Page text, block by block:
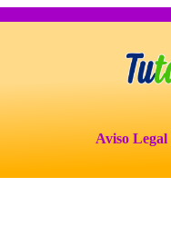
Aviso Legal